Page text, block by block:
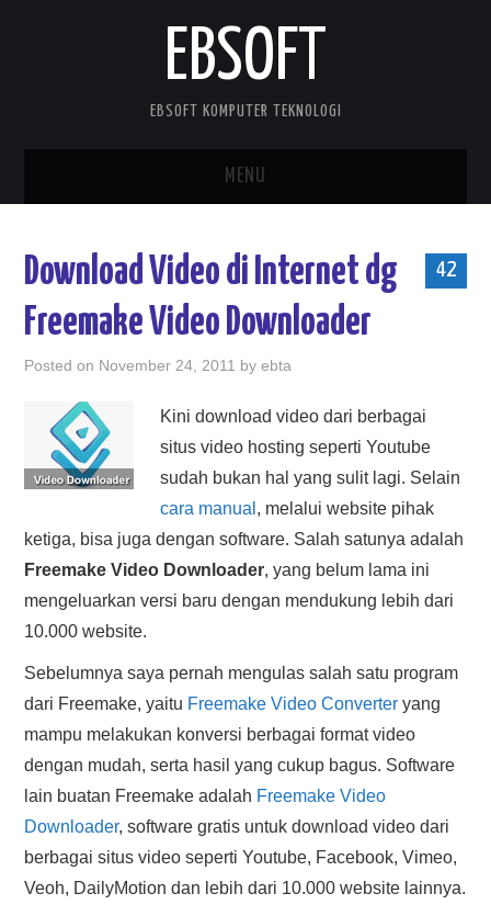
EBSOFT
EBSOFT KOMPUTER TEKNOLOGI
MENU
DOWNLOADS
DELPHI STUFF
ABOUT ME
HASIL PENCARIAN
42
Download Video di Internet dg
Freemake Video Downloader
Posted on November 24, 2011 byebta
Kini download video dari berbagai
situs video hosting seperti Youtube
sudah bukan hal yang sulit lagi. Selain
cara manual , melalui website pihak
ketiga, bisa juga dengan software. Salah satunya adalah
Freemake Video Downloader, yang belum lama ini
mengeluarkan versi baru dengan mendukung lebih dari
10.000 website.
Sebelumnya saya pernah mengulas salah satu program
dari Freemake, yaitu Freemake Video Converter yang
mampu melakukan konversi berbagai format video
dengan mudah, serta hasil yang cukup bagus. Software
lain buatan Freemake adalah Freemake Video
Downloader, software gratis untuk download video dari
berbagai situs video seperti Youtube, Facebook, Vimeo,
Veoh, DailyMotion dan lebih dari 10.000 website lainnya.